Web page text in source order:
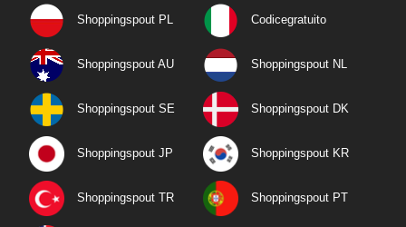
Shoppingspout PL Codicegratuito
Shoppingspout AU Shoppingspout NL
Shoppingspout SE Shoppingspout DK
Shoppingspout JP Shoppingspout KR
Shoppingspout TR Shoppingspout PT